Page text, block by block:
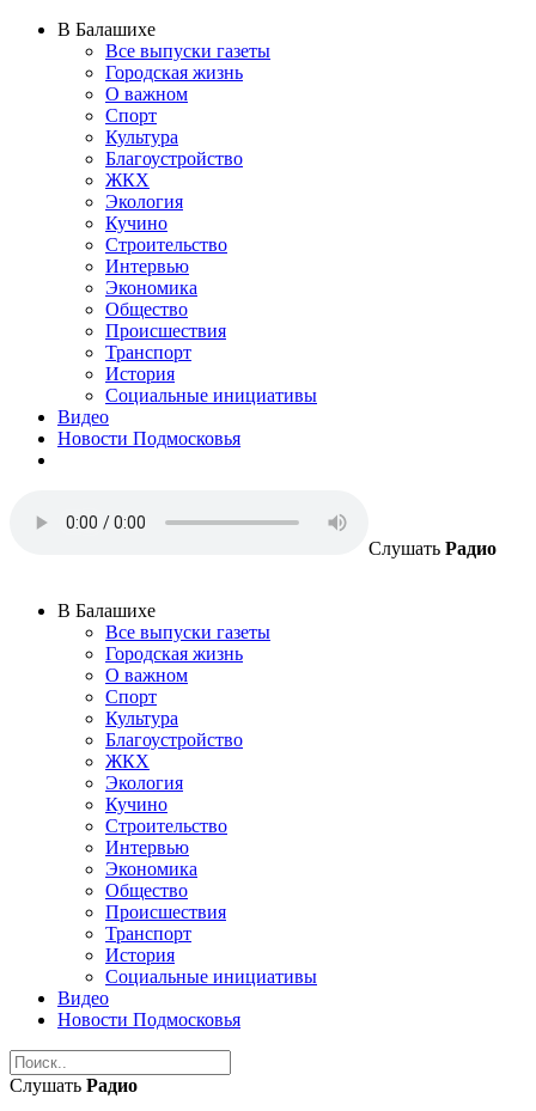
В Балашихе
Все выпуски газеты
Городская жизнь
О важном
Спорт
Культура
Благоустройство
ЖКХ
Экология
Кучино
Строительство
Интервью
Экономика
Общество
Происшествия
Транспорт
История
Социальные инициативы
Видео
Новости Подмосковья
Слушать Радио
В Балашихе
Все выпуски газеты
Городская жизнь
О важном
Спорт
Культура
Благоустройство
ЖКХ
Экология
Кучино
Строительство
Интервью
Экономика
Общество
Происшествия
Транспорт
История
Социальные инициативы
Видео
Новости Подмосковья
Слушать Радио